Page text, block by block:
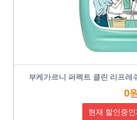
부케가르니 퍼펙트 클린 리프레
0
현재 할인중인